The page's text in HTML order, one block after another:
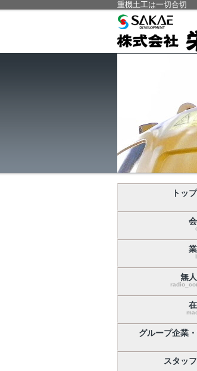
重機土工は一切合切
トッ
無
グループ企業
スタッ